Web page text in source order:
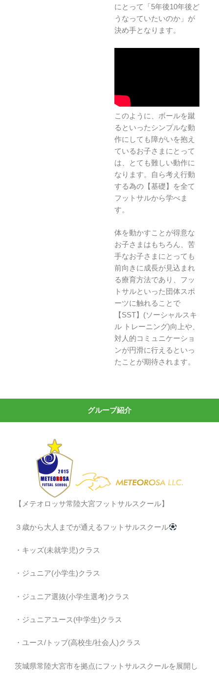
にとって「5年後10年後ど
うなっていたいのか」が
決め手となります。
このように、ボールを蹴
るといったシンプルな動
作にしても障がいを抱え
ているお子さまにとって
は、とても難しい動作に
なります。自ら考え行動
する為の【基礎】を全て
フットサルから学べま
す。
体を動かすことが得意な
お子さまはもちろん、苦
手なお子さまにとっても
前向きに成長が見込まれ
る療育方法であり、フッ
トサルといった団体スポ
ーツに触れることで
【SST】(ソーシャルスキ
ル トレーニング)向上や、
対人的コミュニケーショ
ンが円滑に行えるといっ
たことが期待されます。
グループ紹介
【メテオロッサ常陸大宮フットサルスクール】
３歳から大人までが通えるフットサルスクール
・キッズ(未就学児)クラス
・ジュニア(小学生)クラス
・ジュニア選抜(小学生選考)クラス
・ジュニアユース(中学生)クラス
・ユース/トップ(高校生/社会人)クラス
茨城県常陸大宮市を拠点にフットサルスクールを展開し